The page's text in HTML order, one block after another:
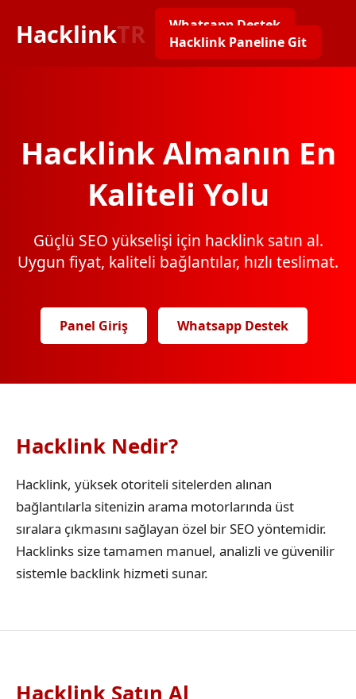
HacklinkTR
Whatsapp Destek
Hacklink Paneline Git
Hacklink Almanın En
Kaliteli Yolu
Güçlü SEO yükselişi için hacklink satın al.
Uygun fiyat, kaliteli bağlantılar, hızlı teslimat.
Panel Giriş Whatsapp Destek
Hacklink Nedir?
Hacklink, yüksek otoriteli sitelerden alınan
bağlantılarla sitenizin arama motorlarında üst
sıralara çıkmasını sağlayan özel bir SEO yöntemidir.
Hacklinks size tamamen manuel, analizli ve güvenilir
sistemle backlink hizmeti sunar.
Hacklink Satın Al